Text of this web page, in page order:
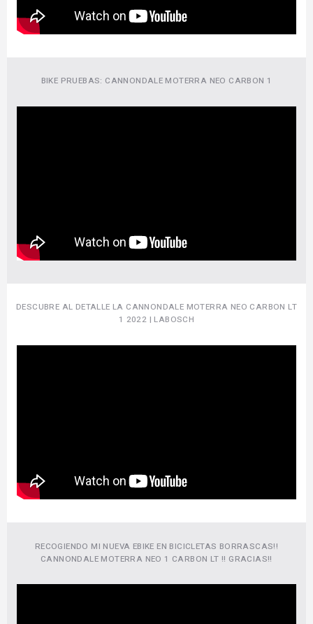
BIKE PRUEBAS: CANNONDALE MOTERRA NEO CARBON 1
DESCUBRE AL DETALLE LA CANNONDALE MOTERRA NEO CARBON LT
1 2022 | LABOSCH
RECOGIENDO MI NUEVA EBIKE EN BICICLETAS BORRASCAS!!
CANNONDALE MOTERRA NEO 1 CARBON LT !! GRACIAS!!